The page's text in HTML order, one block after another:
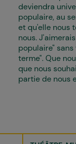
deviendra
populaire, au
et qu'elle nous
nous.
populaire"
terme". Que
que nous
partie de nous